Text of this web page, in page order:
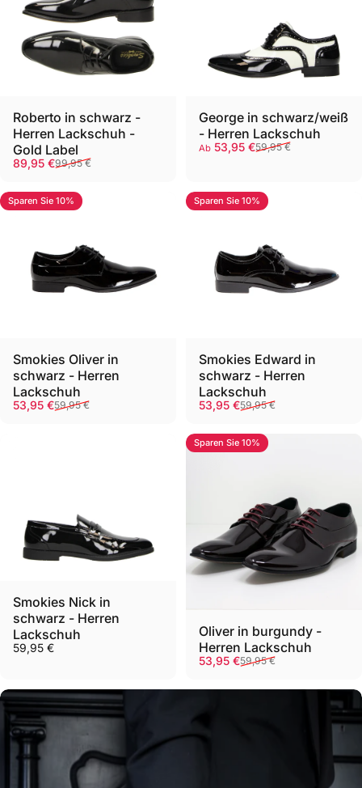
Roberto in schwarz -
Herren Lackschuh -
Gold Label
Verkaufspreis
89,95 €
Normaler Preis
99,95 €
George in schwarz/weiß
- Herren Lackschuh
Verkaufspreis
Ab 53,95 €
Normaler Preis
59,95 €
Sparen Sie 10%
Smokies Oliver in
schwarz - Herren
Lackschuh
Verkaufspreis
53,95 €
Normaler Preis
59,95 €
Sparen Sie 10%
Smokies Edward in
schwarz - Herren
Lackschuh
Verkaufspreis
53,95 €
Normaler Preis
59,95 €
Smokies Nick in
schwarz - Herren
Lackschuh
59,95 €
Sparen Sie 10%
Oliver in burgundy -
Herren Lackschuh
Verkaufspreis
53,95 €
Normaler Preis
59,95 €